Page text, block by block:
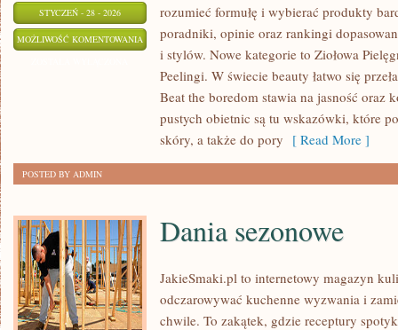
STYCZEŃ - 28 - 2026
MOŻLIWOŚĆ KOMENTOWANIA KOSMETYKI
NATURALNE
rozumieć formułę i wybierać produkty
poradniki, opinie oraz rankingi
i stylów. Nowe kategorie to Ziołowa
Peelingi. W świecie beauty łatwo się
Beat the boredom stawia na jasność oraz
pustych obietnic są tu wskazówki, które
skóry, a także do pory [ Read More ]
POSTED BY ADMIN
Dania sezonowe
JakieSmaki.pl to internetowy magazyn
odczarowywać kuchenne wyzwania i
chwile. To zakątek, gdzie receptury